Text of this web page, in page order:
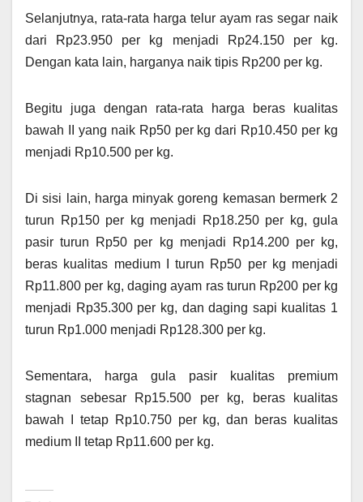
Selanjutnya, rata-rata harga telur ayam ras segar naik
dari Rp23.950 per kg menjadi Rp24.150 per kg.
Dengan kata lain, harganya naik tipis Rp200 per kg.
Begitu juga dengan rata-rata harga beras kualitas
bawah II yang naik Rp50 per kg dari Rp10.450 per kg
menjadi Rp10.500 per kg.
Di sisi lain, harga minyak goreng kemasan bermerk 2
turun Rp150 per kg menjadi Rp18.250 per kg, gula
pasir turun Rp50 per kg menjadi Rp14.200 per kg,
beras kualitas medium I turun Rp50 per kg menjadi
Rp11.800 per kg, daging ayam ras turun Rp200 per kg
menjadi Rp35.300 per kg, dan daging sapi kualitas 1
turun Rp1.000 menjadi Rp128.300 per kg.
Sementara, harga gula pasir kualitas premium
stagnan sebesar Rp15.500 per kg, beras kualitas
bawah I tetap Rp10.750 per kg, dan beras kualitas
medium II tetap Rp11.600 per kg.